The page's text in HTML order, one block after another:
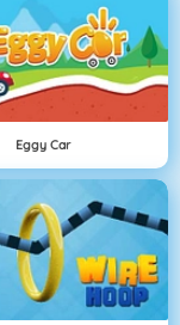
Eggy Car